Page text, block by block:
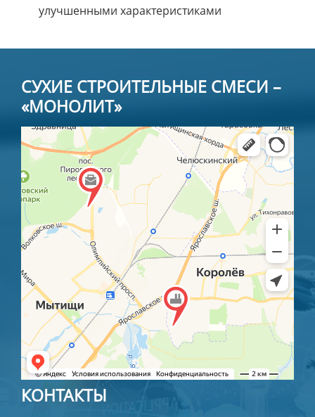
улучшенными характеристиками
СУХИЕ СТРОИТЕЛЬНЫЕ СМЕСИ –
«МОНОЛИТ»
КОНТАКТЫ